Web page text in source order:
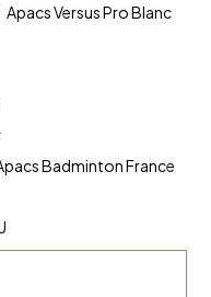
Apacs Versus Pro Blanc
Badminton France